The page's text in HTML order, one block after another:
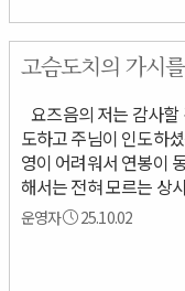
고슴도치의 가시
요즈음의 저는 감사할
도하고 주님이 인도하
영이 어려워서 연봉이
해서는 전혀 모르는 상
운영자 25.10.02